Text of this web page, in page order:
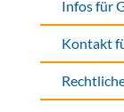
Kontakt